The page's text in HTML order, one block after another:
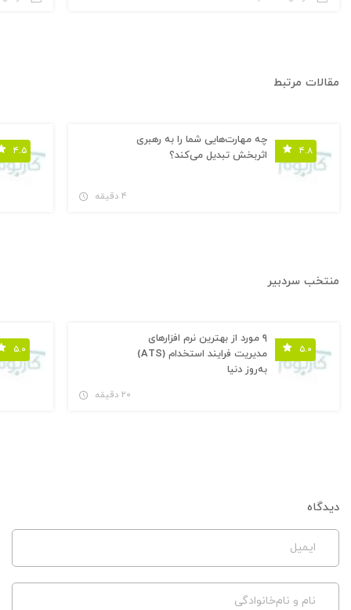
مقالات مرتبط
۴.۸
چه مهارت‌هایی شما را به رهبری
اثربخش تبدیل می‌کند؟
۴ دقیقه
۴.۵
منتخب سردبیر
۵.۰
۹ مورد از بهترین نرم افزارهای
مدیریت فرایند استخدام (ATS)
به‌روز دنیا
۲۰ دقیقه
۵.۰
دیدگاه
ایمیل
نام و نام‌خانوادگی